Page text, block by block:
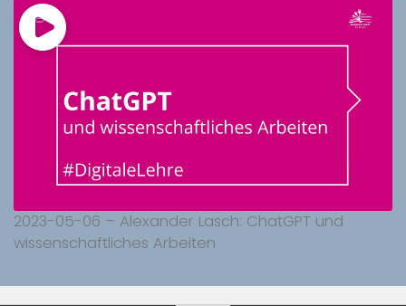
2023-05-06 – Alexander Lasch: ChatGPT und
wissenschaftliches Arbeiten